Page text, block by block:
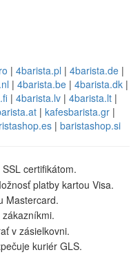
| 4barista.pl | 4barista.de|
| 4barista.be| 4barista.dk|
| 4barista.lv | 4barista.lt |
| kafesbarista.gr |
| baristashop.si